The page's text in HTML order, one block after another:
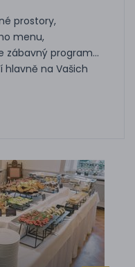
prostory,
menu,
zábavný program…
hlavně na Vašich